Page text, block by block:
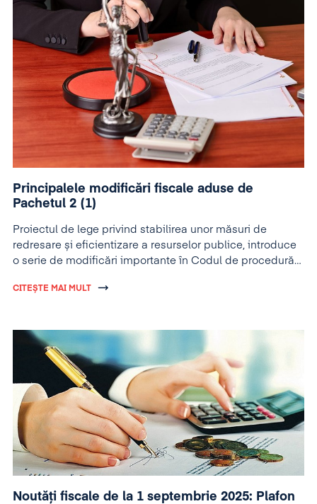
Principalele modificări fiscale aduse de
Pachetul 2 (1)
Proiectul de lege privind stabilirea unor măsuri de
redresare și eficientizare a resurselor publice, introduce
o serie de modificări importante în Codul de procedură
CITEȘTE MAI MULT
Noutăți fiscale de la 1 septembrie 2025: Plafon